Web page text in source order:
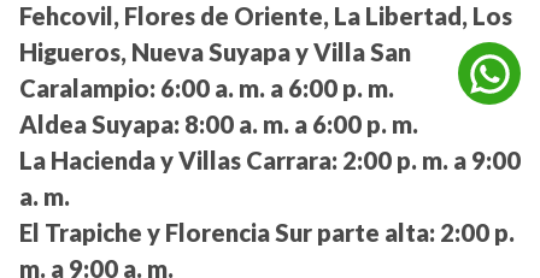
Fehcovil, Flores de Oriente, La Libertad, Los
Higueros, Nueva Suyapa y Villa San
Caralampio: 6:00 a. m. a 6:00 p. m.
Aldea Suyapa: 8:00 a. m. a 6:00 p. m.
La Hacienda y Villas Carrara: 2:00 p. m. a 9:00
a. m.
El Trapiche y Florencia Sur parte alta: 2:00 p.
m. a 9:00 a. m.